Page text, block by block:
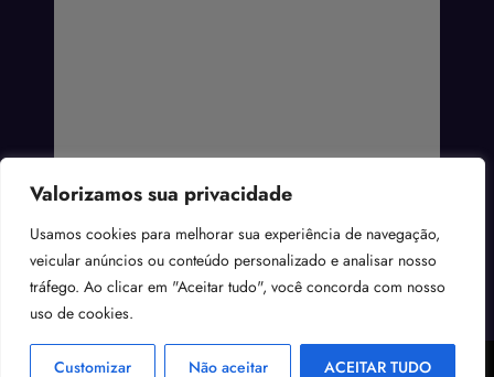
Valorizamos sua privacidade
Usamos cookies para melhorar sua experiência de navegação,
veicular anúncios ou conteúdo personalizado e analisar nosso
tráfego. Ao clicar em "Aceitar tudo", você concorda com nosso
uso de cookies.
Customizar Não aceitar ACEITAR TUDO
Projeto Nerd - 2025 / Todos os direitos reservados. WordPressTema 2026 | Powered By